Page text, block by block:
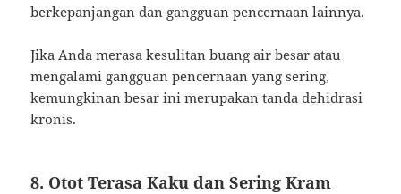
berkepanjangan dan gangguan pencernaan lainnya.
Jika Anda merasa kesulitan buang air besar atau
mengalami gangguan pencernaan yang sering,
kemungkinan besar ini merupakan tanda dehidrasi
kronis.
8. Otot Terasa Kaku dan Sering Kram